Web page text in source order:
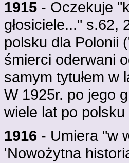
1915 - Oczekuje
głosiciele..." s.62,
polsku dla Polonii
śmierci oderwani
samym tytułem
W 1925r. po jego
wiele lat po
1916 - Umiera "w
'Nowożytna